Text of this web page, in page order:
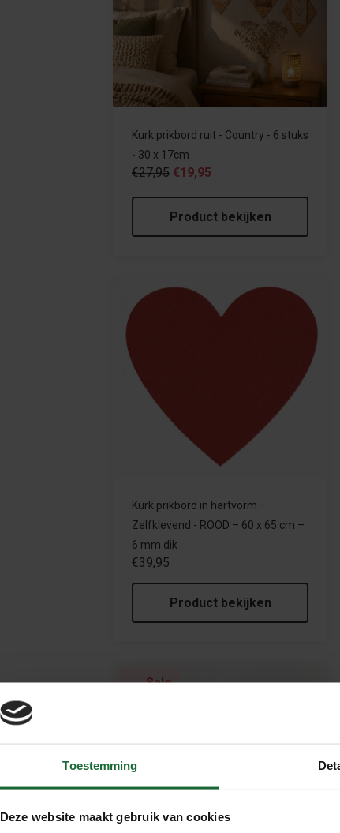
Toestemming
Deze website maakt gebruik van cookies
Kurk prikbord ruit - Country - 6 stuks
- 30 x 17cm
€27,95 €19,95
Product bekijken
Kurk prikbord in hartvorm –
Zelfklevend - ROOD – 60 x 65 cm –
6 mm dik
€39,95
Product bekijken
Sale